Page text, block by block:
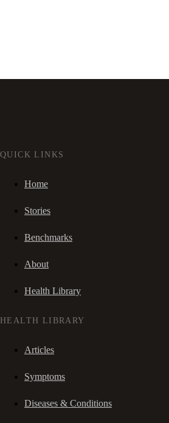
QUICK LINKS
Home
Stories
Benchmarks
About
Health Library
HEALTH LIBRARY
Articles
Symptoms
Diseases & Conditions